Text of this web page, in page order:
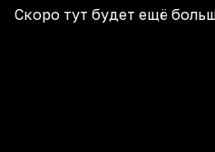
Скоро тут будет ещё